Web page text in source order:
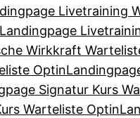
Livetraining
Landingpage
Wirkkraft
Optin
Signatur Kurs
Warteliste Optin